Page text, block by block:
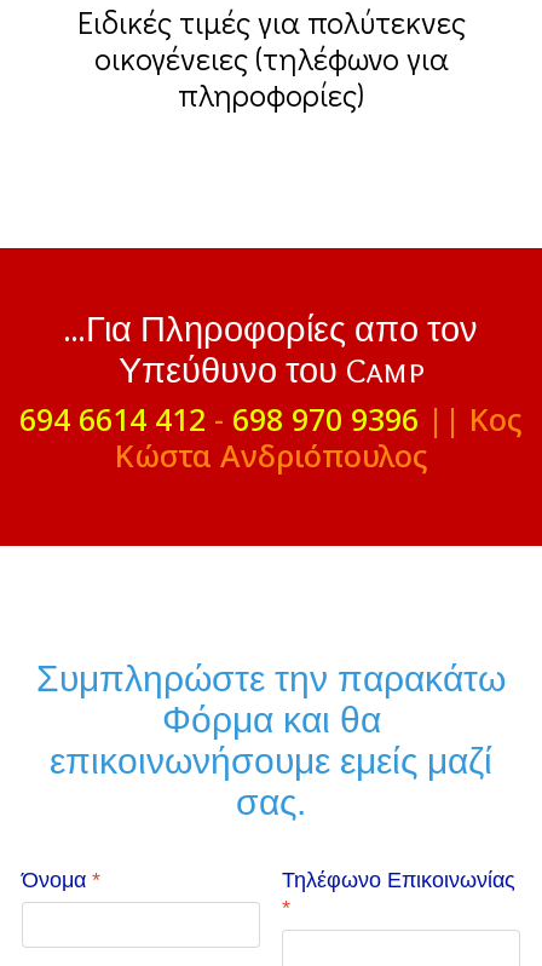
Ειδικές τιμές για πολύτεκνες
οικογένειες (τηλέφωνο για
πληροφορίες)
...Για Πληροφορίες απο τον
Υπεύθυνο του Camp
694 6614 412 - 698 970 9396 || Κος
Κώστα Ανδριόπουλος
Συμπληρώστε την παρακάτω
Φόρμα και θα
επικοινωνήσουμε εμείς μαζί
σας.
Όνομα *
Τηλέφωνο Επικοινωνίας
*